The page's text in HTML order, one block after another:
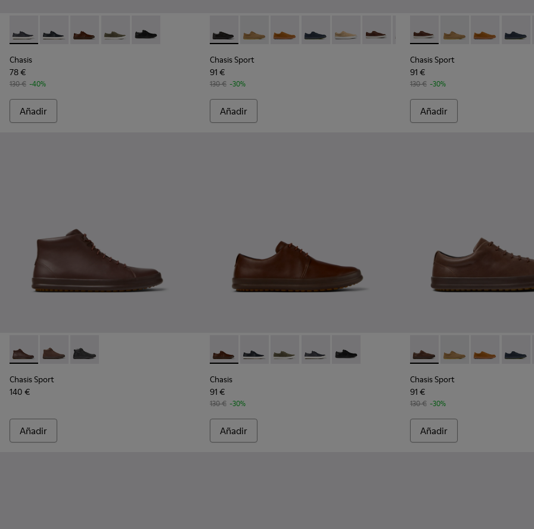
Chasis - K100836-011 - Zapatos de piel azules para hombre.
Chasis - K100836-018 - Blue
Chasis - K100836-016 - Zapatos de piel marrón para hombre.
Chasis - K100836-013 - Zapatos verdes de nobuk para hombre
Chasis - K100836-001 - Zapatos de piel negros para hombre.
Chasis
78 €
130 € -40%
Añadir
Chasis Sport - K100373-008 - Zapatos de piel negros para hombre.
Chasis Sport - K100373-046 - Zapatilla de baloncesto de nobuk
Chasis Sport - K100373-042 - Zapatos marrones de nobuk
Chasis Sport - K100373-040 - Zapatos azules de
Chasis Sport - K100373-025 - Beige
Chasis Sport - K100373-023 - Zapatos
Chasis Sport - K100373-019 -
Chasis Sport
91 €
130 € -30%
Añadir
Chasis Sport - K100373-023
Chasis Sport -
Chasis Sport
Chasis Sport
91 €
130 € -30%
Añadir
Chasis Sport - K300236-022 - Botines de piel marrones para hombre.
Chasis Sport - K300236-012 - Botín marrón para hombre
Chasis Sport - K300236-004 - Botines de piel negros para hombre.
Chasis Sport
140 €
Añadir
Chasis - K100836-016 - Zapatos de piel marrón para hombre.
Chasis - K100836-018 - Blue
Chasis - K100836-013 - Zapatos verdes de nobuk para hombre
Chasis - K100836-011 - Zapatos de piel azules para
Chasis - K100836-001 - Zapatos de piel negros
Chasis
91 €
130 € -30%
Añadir
Chasis Sport - K100373-019
Chasis Sport -
Chasis Sport
Chasis Sport
91 €
130 € -30%
Añadir